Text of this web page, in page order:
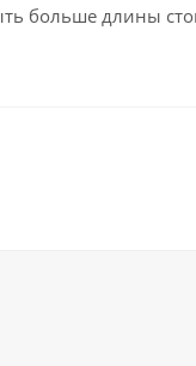
больше длины